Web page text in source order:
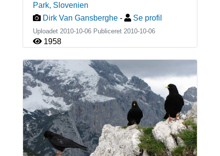
Park, Slovenien
Dirk Van Gansberghe - Se profil
Uploadet 2010-10-06 Publiceret 2010-10-06
1958